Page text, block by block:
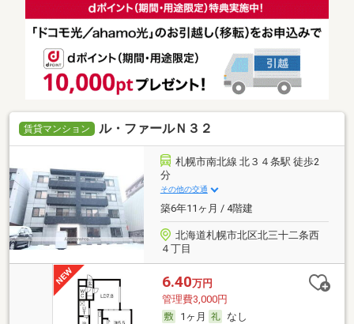
賃貸マンション ル・ファールＮ３２
札幌市南北線 北３４条駅 徒歩2
分
その他の交通
築6年11ヶ月 / 4階建
北海道札幌市北区北三十二条西
４丁目
6.40万円
管理費3,000円
1ヶ月
なし